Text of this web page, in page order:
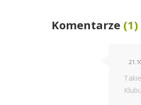
Komentarze (1)